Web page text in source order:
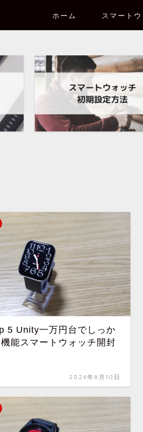
ホーム スマート
5 Unity一万円台でしっか
能スマートウォッチ開封
2024年8月10日